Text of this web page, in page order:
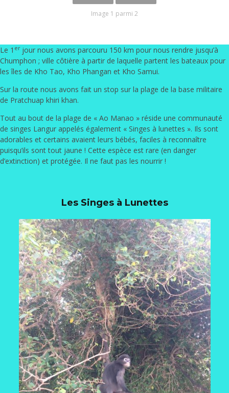
Image 1 parmi 2
Le 1 erjour nous avons parcouru 150 km pour nous rendre jusqu’à
Chumphon ; ville côtière à partir de laquelle partent les bateaux pour
les îles de Kho Tao, Kho Phangan et Kho Samui.
Sur la route nous avons fait un stop sur la plage de la base militaire
de Pratchuap khiri khan.
Tout au bout de la plage de « Ao Manao » réside une communauté
de singes Langur appelés également « Singes à lunettes ». Ils sont
adorables et certains avaient leurs bébés, faciles à reconnaître
puisqu’ils sont tout jaune ! Cette espèce est rare (en danger
d’extinction) et protégée. Il ne faut pas les nourrir !
Les Singes à Lunettes